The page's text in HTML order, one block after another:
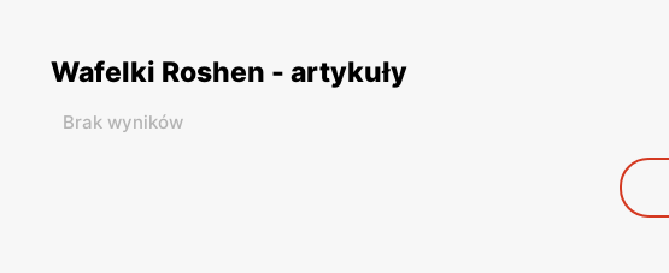
Wafelki Roshen - artykuły
Brak wyników